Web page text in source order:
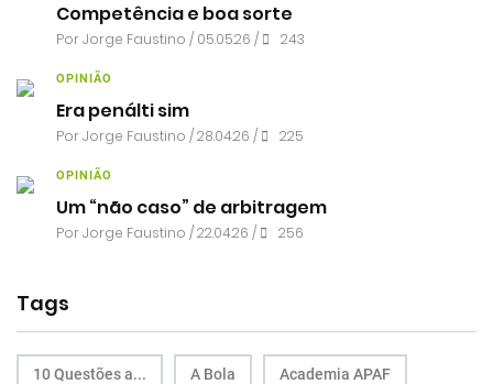
Competência e boa sorte
PorJorge Faustino / 05.05.26 / 243
OPINIÃO
Era penálti sim
PorJorge Faustino / 28.04.26 / 225
OPINIÃO
Um “não caso” de arbitragem
PorJorge Faustino / 22.04.26 / 256
Tags
10 Questões a... A Bola Academia APAF